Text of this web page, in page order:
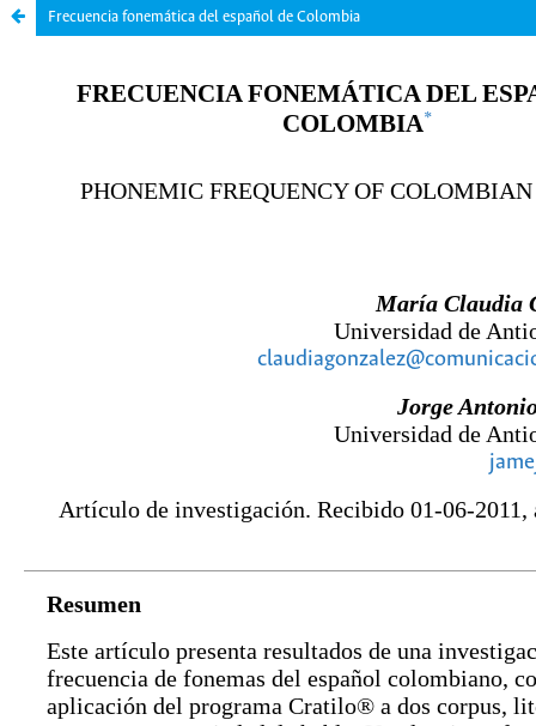
Frecuencia fonemática del español de Colombia